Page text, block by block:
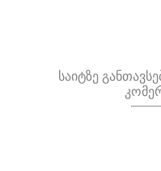
საიტზე